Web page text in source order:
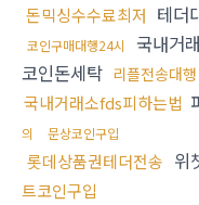
돈믹싱수수료최저 테더
코인구매대행24시 국내거
코인돈세탁 리플전송대행
국내거래소fds피하는법
의
문상코인구입
롯데상품권테더전송 위
트코인구입